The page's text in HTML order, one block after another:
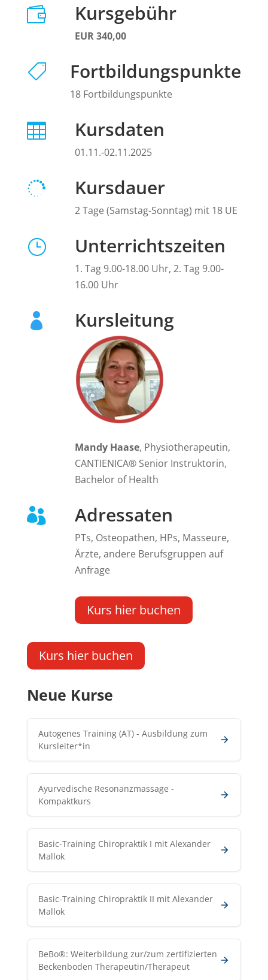
 Kursgebühr
EUR 340,00
 Fortbildungspunkte
18 Fortbildungspunkte
 Kursdaten
01.11.-02.11.2025
 Kursdauer
2 Tage (Samstag-Sonntag) mit 18 UE
} Unterrichtszeiten
1. Tag 9.00-18.00 Uhr, 2. Tag 9.00-
16.00 Uhr
 Kursleitung
Mandy Haase, Physiotherapeutin,
CANTIENICA® Senior Instruktorin,
Bachelor of Health
 Adressaten
PTs, Osteopathen, HPs, Masseure,
Ärzte, andere Berufsgruppen auf
Anfrage
Kurs hier buchen
Kurs hier buchen
Neue Kurse
Autogenes Training (AT) - Ausbildung zum
Kursleiter*in
Ayurvedische Resonanzmassage -
Kompaktkurs
Basic-Training Chiropraktik I mit Alexander
Mallok
Basic-Training Chiropraktik II mit Alexander
Mallok
BeBo®: Weiterbildung zur/zum zertifizierten
Beckenboden Therapeutin/Therapeut